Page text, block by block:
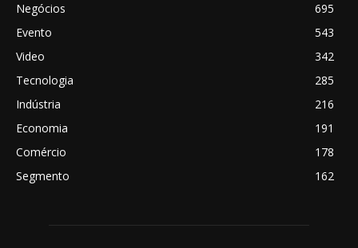
Negócios
695
Evento
543
Video
342
Tecnologia
285
Indústria
216
Economia
191
Comércio
178
Segmento
162